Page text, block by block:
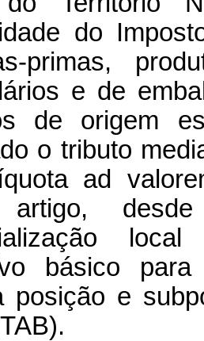
do
primas,
e de
de origem
o tributo
ad
artigo,
básico
posição e